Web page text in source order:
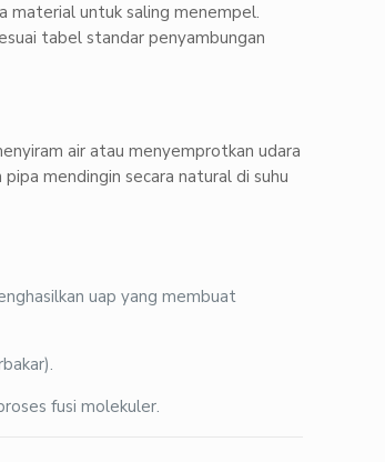
material untuk saling menempel.
tabel standar penyambungan
air atau menyemprotkan udara
pipa mendingin secara natural di suhu
uap yang membuat
fusi molekuler.